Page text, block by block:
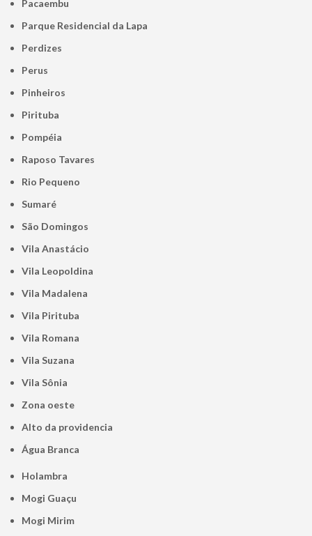
Pacaembu
Parque Residencial da Lapa
Perdizes
Perus
Pinheiros
Pirituba
Pompéia
Raposo Tavares
Rio Pequeno
Sumaré
São Domingos
Vila Anastácio
Vila Leopoldina
Vila Madalena
Vila Pirituba
Vila Romana
Vila Suzana
Vila Sônia
Zona oeste
alto da providencia
Água Branca
Holambra
Mogi Guaçu
Mogi Mirim